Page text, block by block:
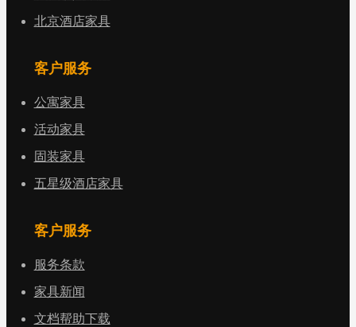
北京酒店家具
客户服务
公寓家具
活动家具
固装家具
五星级酒店家具
客户服务
服务条款
家具新闻
文档帮助下载